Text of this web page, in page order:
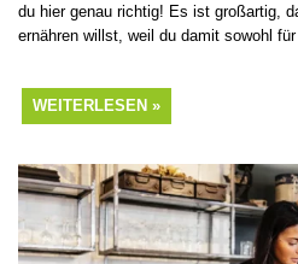
du hier genau richtig! Es ist großartig,
ernähren willst, weil du damit sowohl
WEITERLESEN »